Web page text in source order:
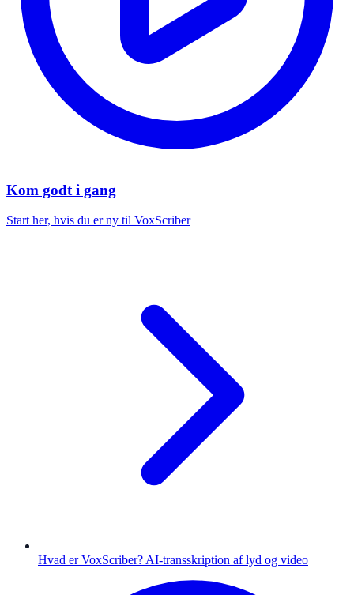
Kom godt i gang
Start her, hvis du er ny til VoxScriber
Hvad er VoxScriber? AI-transskription af lyd og video